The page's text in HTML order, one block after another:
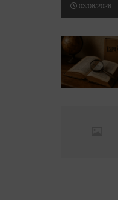
03/08/2026